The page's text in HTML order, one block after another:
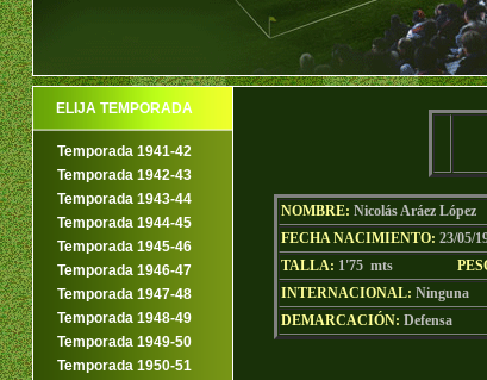
ELIJA TEMPORADA
Temporada 1941-42
Temporada 1942-43
Temporada 1943-44
Temporada 1944-45
Temporada 1945-46
Temporada 1946-47
Temporada 1947-48
Temporada 1948-49
Temporada 1949-50
Temporada 1950-51
NOMBRE: Nicolás
FECHA NACIMIENTO: 23/
TALLA: 1'75 mts
INTERNACIONAL: Ninguna
DEMARCACIÓN: Defensa